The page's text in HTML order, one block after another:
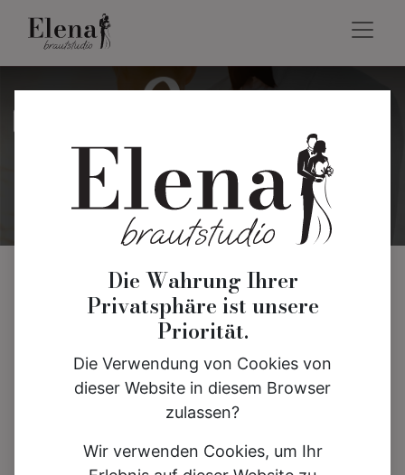
Events
Blogs:
Alle
Events & Gutscheine
Die Wahrung Ihrer
Privatsphäre ist unsere
Priorität.
Die Verwendung von Cookies von
dieser Website in diesem Browser
zulassen?
Wir verwenden Cookies, um Ihr